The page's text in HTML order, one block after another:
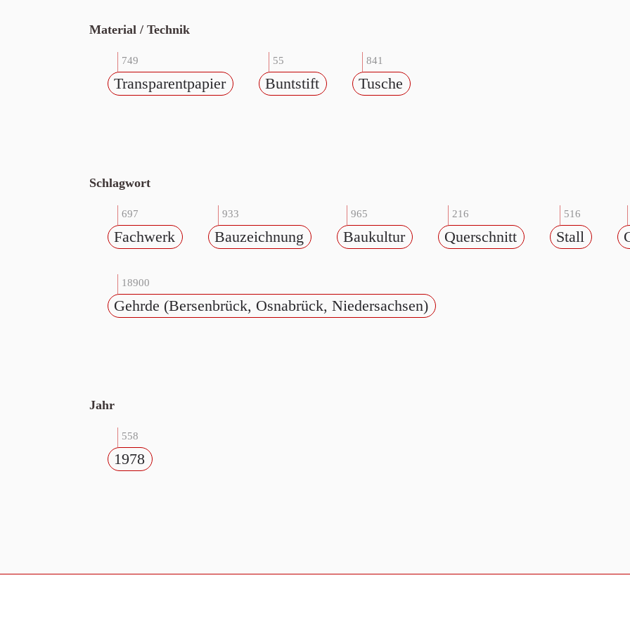
Material / Technik
749
Transparentpapier
55
Buntstift
841
Tusche
Schlagwort
697
Fachwerk
933
Bauzeichnung
965
Baukultur
216
Querschnitt
516
Stall
18900
Gehrde (Bersenbrück, Osnabrück, Niedersachsen)
Jahr
558
1978